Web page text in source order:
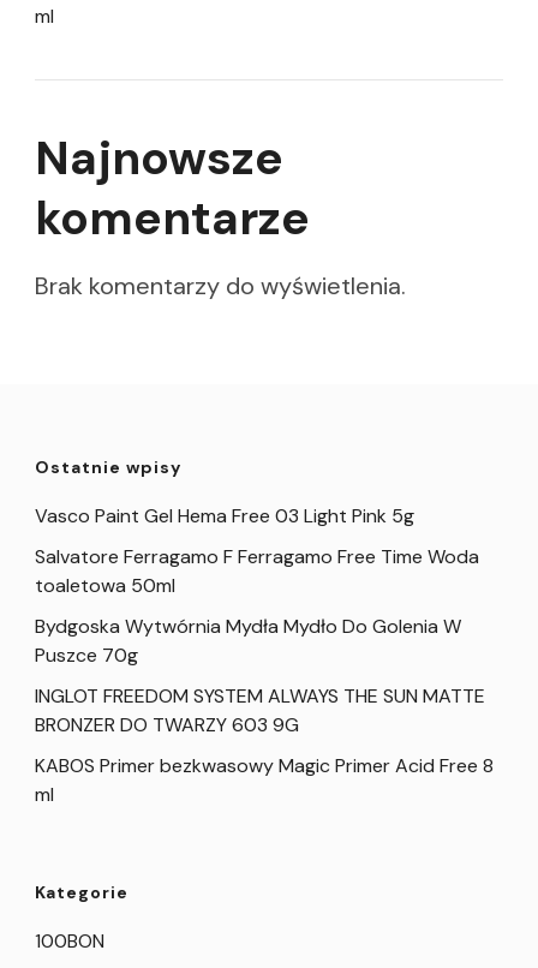
ml
Najnowsze
komentarze
Brak komentarzy do wyświetlenia.
Ostatnie wpisy
Vasco Paint Gel Hema Free 03 Light Pink 5g
Salvatore Ferragamo F Ferragamo Free Time Woda
toaletowa 50ml
Bydgoska Wytwórnia Mydła Mydło Do Golenia W
Puszce 70g
INGLOT FREEDOM SYSTEM ALWAYS THE SUN MATTE
BRONZER DO TWARZY 603 9G
KABOS Primer bezkwasowy Magic Primer Acid Free 8
ml
Kategorie
100BON